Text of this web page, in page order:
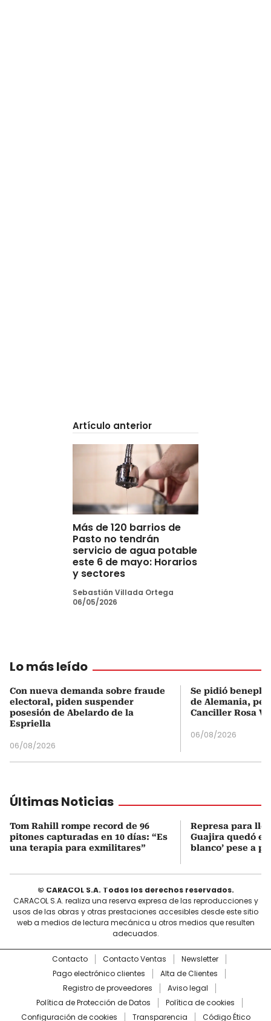
Artículo anterior
Más de 120 barrios de
Pasto no tendrán
servicio de agua potable
este 6 de mayo: Horarios
y sectores
Sebastián Villada Ortega
06/05/2026
Lo más leído
Con nueva demanda sobre fraude
electoral, piden suspender
posesión de Abelardo de la
Espriella
06/08/2026
Se pidió
de Alemania,
Canciller Rosa
06/08/2026
Últimas Noticias
Tom Rahill rompe record de 96
pitones capturadas en 10 días: “Es
una terapia para exmilitares”
Represa para
Guajira quedó en
blanco’ pese a
© CARACOL S.A. Todos los derechos reservados.
CARACOL S.A. realiza una reserva expresa de las reproducciones y
usos de las obras y otras prestaciones accesibles desde este sitio
web a medios de lectura mecánica u otros medios que resulten
adecuados.
Contacto Contacto Ventas
Newsletter
Pago electrónico clientes
Alta de Clientes
Registro de proveedores
Aviso legal
Política de Protección de Datos
Política de cookies
Configuración de cookies
Transparencia Código Ético